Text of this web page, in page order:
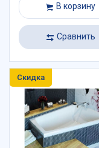
В корзину
Сравнить
Скидка